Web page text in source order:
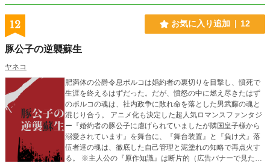
12 お気に入り追加 12
豚公子の逆襲蘇生
ヤネコ
肥満体の公爵令息ポルコは婚約者の裏切りを目撃し、憤死で
生涯を終えるはずだった。だが、憤怒の中に燃え尽きたはず
のポルコの魂は、社内政争に敗れ命を落とした男武藤の魂と
混じり合う。 アニメ化も決定した超人気ロマンスファンタジ
ー『婚約者の豚公子に虐げられていましたが隣国皇子様から
溺愛されています』を舞台に、『舞台装置』と『負け犬』落
伍者達の魂は、徹底した自己管理と泥塗れの知略で再点火す
る。 ※主人公の『原作知識』は断片的（広告バナーで見た一